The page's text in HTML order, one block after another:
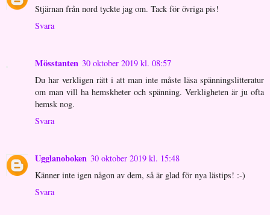
Stjärnan från nord tyckte jag om. Tack för övriga pis!
Svara
Mösstanten 30 oktober 2019 kl. 08:57
Du har verkligen rätt i att man inte måste läsa spänningslitteratur
om man vill ha hemskheter och spänning. Verkligheten är ju ofta
hemsk nog.
Svara
Ugglanoboken 30 oktober 2019 kl. 15:48
Känner inte igen någon av dem, så är glad för nya lästips! :-)
Svara